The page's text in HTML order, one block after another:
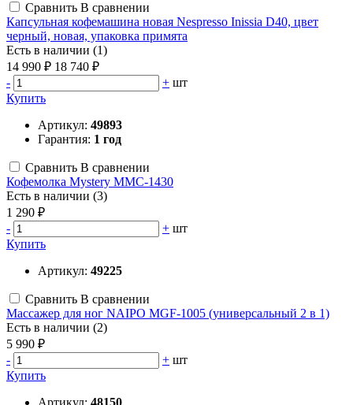
Сравнить В сравнении
Капсульная кофемашина новая Nespresso Inissia D40, цвет
черный, новая, упаковка примята
Есть в наличии (1)
14 990 ₽ 18 740 ₽
-
+ шт
Купить
Артикул: 49893
Гарантия: 1 год
Сравнить В сравнении
Кофемолка Mystery MMC-1430
Есть в наличии (3)
1 290 ₽
-
+ шт
Купить
Артикул: 49225
Сравнить В сравнении
Массажер для ног NAIPO MGF-1005 (универсальный 2 в 1)
Есть в наличии (2)
5 990 ₽
-
+ шт
Купить
Артикул: 48150